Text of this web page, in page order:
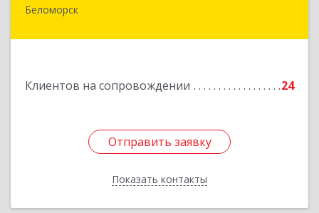
Беломорск
Клиентов на сопровождении 24
Отправить заявку
Показать контакты
Отправить заявку
Назад